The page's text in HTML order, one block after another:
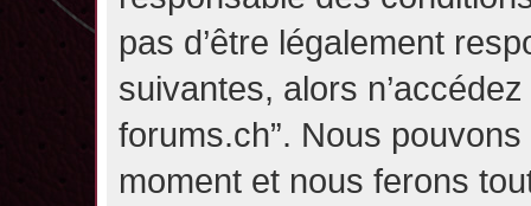
pas d’être légalement
suivantes, alors
forums.ch”. Nous
moment et nous ferons